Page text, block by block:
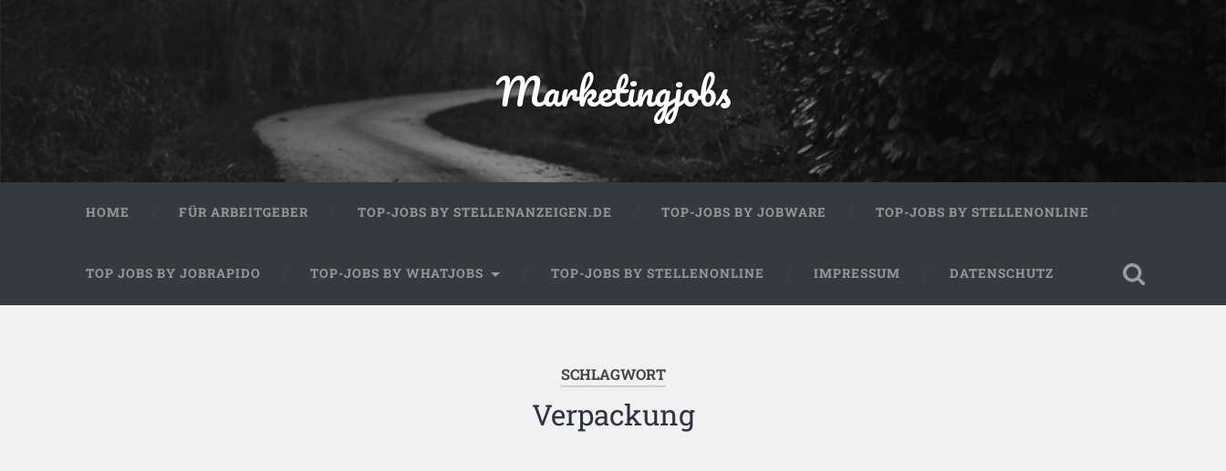
Marketingjobs
HOME FÜR ARBEITGEBER TOP-JOBS BY STELLENANZEIGEN.DE TOP-JOBS BY JOBWARE TOP-JOBS BY STELLENONLINE
TOP JOBS BY JOBRAPIDO TOP-JOBS BY WHATJOBS TOP-JOBS BY STELLENONLINE IMPRESSUM DATENSCHUTZ
SCHLAGWORT
Verpackung